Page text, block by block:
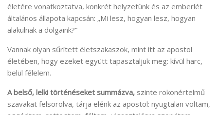
életére vonatkoztatva, konkrét helyzetünk és az emberlét
általános állapota kapcsán: „Mi lesz, hogyan lesz, hogyan
alakulnak a dolgaink?”
Vannak olyan sűrített életszakaszok, mint itt az apostol
életében, hogy ezeket együtt tapasztaljuk meg: kívül harc,
belül félelem.
A belső, lelki történéseket summázva, szinte rokonértelmű
szavakat felsorolva, tárja elénk az apostol: nyugtalan voltam,